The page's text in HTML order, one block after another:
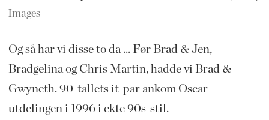
Images
Og så har vi disse to da ... Før Brad & Jen,
Bradgelina og Chris Martin, hadde vi Brad &
Gwyneth. 90-tallets it-par ankom Oscar-
utdelingen i 1996 i ekte 90s-stil.